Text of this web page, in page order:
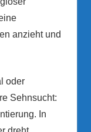
anzieht und
oder
Sehnsucht:
In